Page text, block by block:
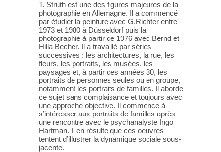
T. Struth est une des figures majeures de la
photographie en Allemagne. Il a commencé
par étudier la peinture avec G.Richter entre
1973 et 1980 à Düsseldorf puis la
photographie à partir de 1976 avec Bernd et
Hilla Becher. Il a travaillé par séries
successives : les architectures, la rue, les
fleurs, les portraits, les musées, les
paysages et, à partir des années 80, les
portraits de personnes seules ou en groupe,
notamment les portraits de familles. Il aborde
ce sujet sans complaisance et toujours avec
une approche objective. Il commence à
s’intéresser aux portraits de familles après
une rencontre avec le psychanalyste Ingo
Hartman. Il en résulte que ces oeuvres
tentent d’illustrer la dynamique sociale sous-
jacente.